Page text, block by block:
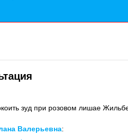
зуд при розовом лишае
Валерьевна: